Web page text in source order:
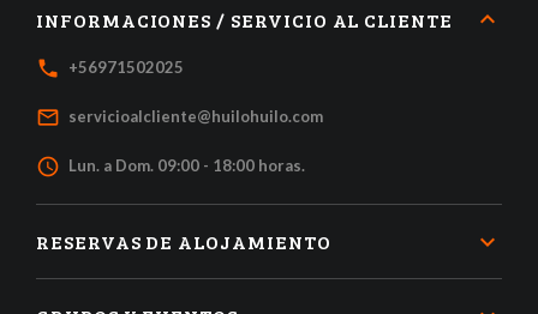
INFORMACIONES / SERVICIO AL CLIENTE
local_phone +56971502025
mail_outline servicioalcliente@huilohuilo.com
access_time Lun. a Dom. 09:00 - 18:00 horas.
RESERVAS DE ALOJAMIENTO